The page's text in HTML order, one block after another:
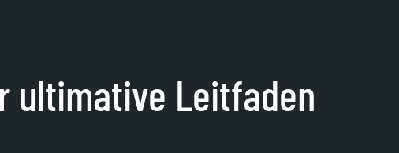
ultimative Leitfaden